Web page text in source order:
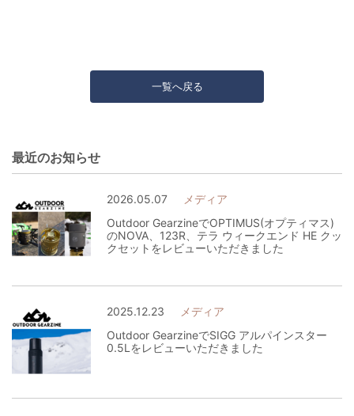
一覧へ戻る
最近のお知らせ
2026.05.07
メディア
Outdoor GearzineでOPTIMUS(オプティマス)
のNOVA、123R、テラ ウィークエンド HE クッ
クセットをレビューいただきました
2025.12.23
メディア
Outdoor GearzineでSIGG アルパインスター
0.5Lをレビューいただきました